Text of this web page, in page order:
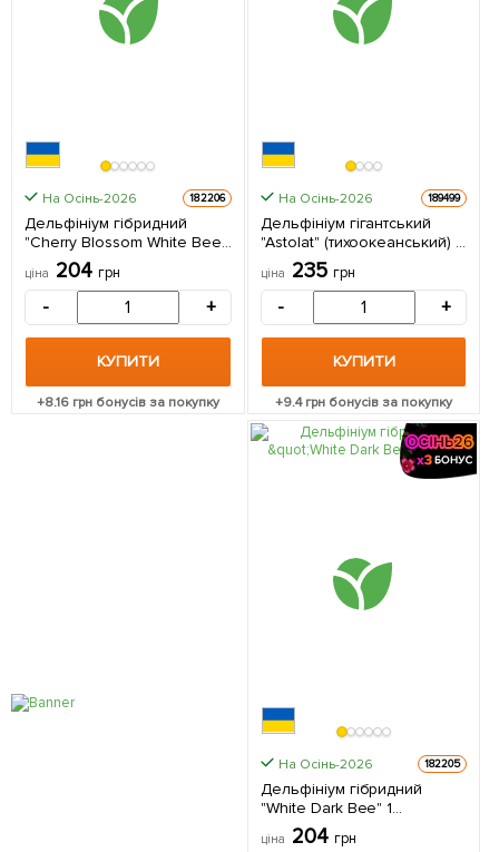
На Осінь-2026 182206
Дельфініум гібридний
"Cherry Blossom White Bee"
1 саджанець в упаковці
ціна 204 грн
- +
КУПИТИ
+8.16 грн бонусів за покупку
На Осінь-2026 189499
Дельфініум гігантський
"Astolat" (тихоокеанський) 1
саджанець в упаковці
ціна 235 грн
- +
КУПИТИ
+9.4грн бонусів за покупку
На Осінь-2026 182205
Дельфініум гібридний
"White Dark Bee" 1
саджанець в упаковці
ціна 204 грн